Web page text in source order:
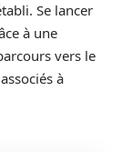
Se lancer
à une
vers le
à